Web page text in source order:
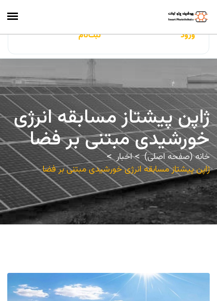
ایران‌سولار
ورود ثبت‌نام
ژاپن پیشتاز مسابقه انرژی
خورشیدی مبتنی بر فضا
خانه (صفحه اصلی)
اخبار
ژاپن پیشتاز مسابقه انرژی خورشیدی مبتنی بر فضا